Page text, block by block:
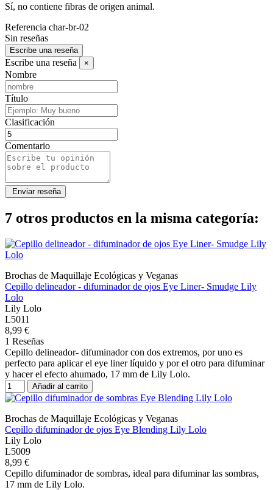
Sí, no contiene fibras de origen animal.
Referencia char-br-02
Sin reseñas
Escribe una reseña
Escribe una reseña ×
Nombre
Título
Clasificación
Comentario
7 otros productos en la misma categoría:
Brochas de Maquillaje Ecológicas y Veganas
Cepillo delineador - difuminador de ojos Eye Liner- Smudge Lily
Lolo
Lily Lolo
L5011
8,99 €
1 Reseñas
Cepillo delineador- difuminador con dos extremos, por uno es
perfecto para aplicar el eye liner líquido y por el otro para difuminar
y hacer el efecto ahumado, 17 mm de Lily Lolo.
Añadir al carrito
Brochas de Maquillaje Ecológicas y Veganas
Cepillo difuminador de ojos Eye Blending Lily Lolo
Lily Lolo
L5009
8,99 €
Cepillo difuminador de sombras, ideal para difuminar las sombras,
17 mm de Lily Lolo.